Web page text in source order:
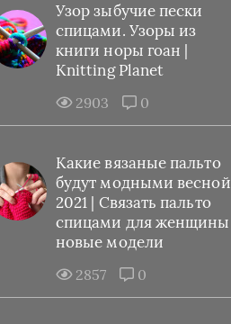
Узор зыбучие пески
спицами. Узоры из
книги норы гоан |
Knitting Planet
2903 0
Какие вязаные пальто
будут модными весной
2021 | Связать пальто
спицами для женщины
новые модели
2857 0